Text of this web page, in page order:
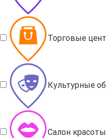
Торговые
Культурные
Салон красоты